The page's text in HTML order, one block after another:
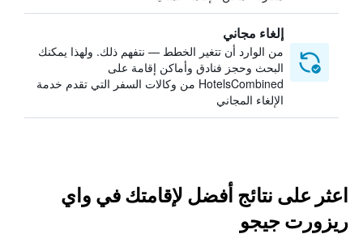
إلغاء مجاني
من الوارد أن تتغير الخطط — نتفهم ذلك. ولهذا يمكنك
البحث وحجز فنادق وأماكن إقامة على
HotelsCombined من وكالات السفر التي تقدم خدمة
الإلغاء المجاني
اعثر على نتائج أفضل لإقامتك في واي
ريزورت جيجو